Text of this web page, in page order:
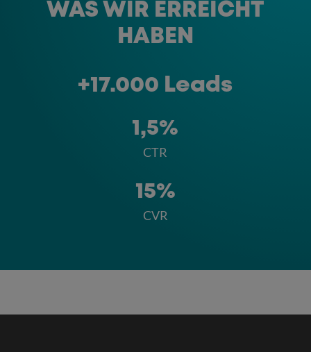
WAS WIR ERREICHT
HABEN
+17.000 Leads
1,5%
CTR
15%
CVR